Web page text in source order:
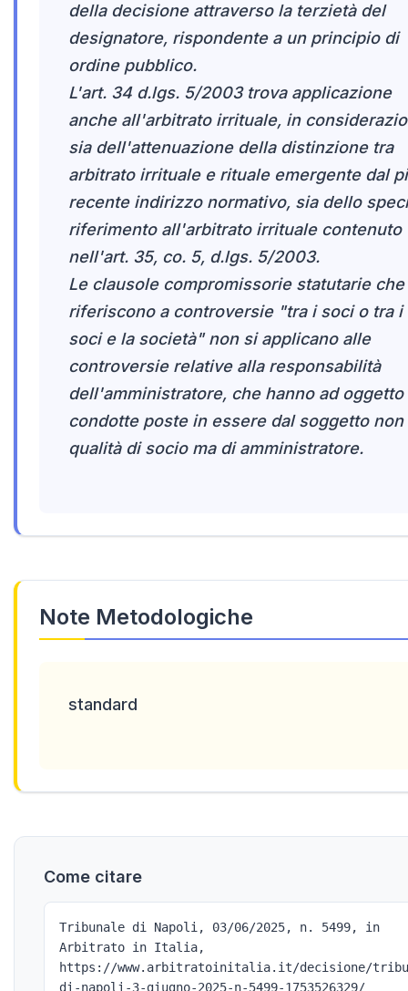
della decisione attraverso la terzietà del
designatore, rispondente a un principio di
ordine pubblico.
L'art. 34 d.lgs. 5/2003 trova applicazione
anche all'arbitrato irrituale, in
sia dell'attenuazione della distinzione tra
arbitrato irrituale e rituale emergente dal
recente indirizzo normativo, sia dello
riferimento all'arbitrato irrituale contenuto
nell'art. 35, co. 5, d.lgs. 5/2003.
Le clausole compromissorie statutarie che
riferiscono a controversie "tra i soci o tra i
soci e la società" non si applicano alle
controversie relative alla responsabilità
dell'amministratore, che hanno ad oggetto
condotte poste in essere dal soggetto non
qualità di socio ma di amministratore.
Note Metodologiche
standard
Come citare
Tribunale di Napoli, 03/06/2025, n. 5499, in
Arbitrato in Italia,
https://www.arbitratoinitalia.it/decisione/
di-napoli-3-giugno-2025-n-5499-1753526329/